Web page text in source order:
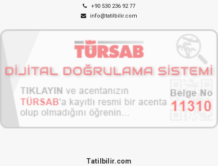
+90 530 236 92 77
info@tatilbilir.com
Tatilbilir.com